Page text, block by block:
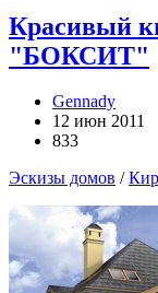
Красивый
"БОКСИТ"
Gennady
12 июн 2011
833
Эскизы домов /